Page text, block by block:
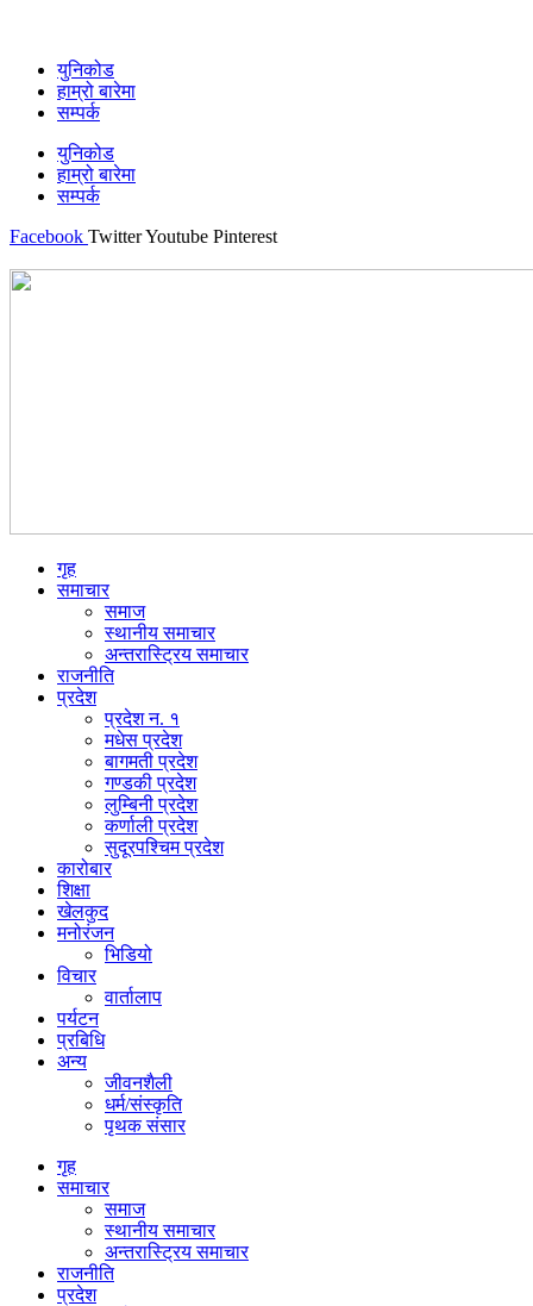
युनिकोड
हाम्रो बारेमा
सम्पर्क
युनिकोड
हाम्रो बारेमा
सम्पर्क
Facebook TwitterYoutube Pinterest
गृह
समाचार
समाज
स्थानीय समाचार
अन्तरास्ट्रिय समाचार
राजनीति
प्रदेश
प्रदेश न. १
मधेस प्रदेश
बागमती प्रदेश
गण्डकी प्रदेश
लुम्बिनी प्रदेश
कर्णाली प्रदेश
सुदूरपश्चिम प्रदेश
कारोबार
शिक्षा
खेलकुद
मनोरंजन
भिडियो
विचार
वार्तालाप
पर्यटन
प्रबिधि
अन्य
जीवनशैली
धर्म/संस्कृति
पृथक संसार
गृह
समाचार
समाज
स्थानीय समाचार
अन्तरास्ट्रिय समाचार
राजनीति
प्रदेश